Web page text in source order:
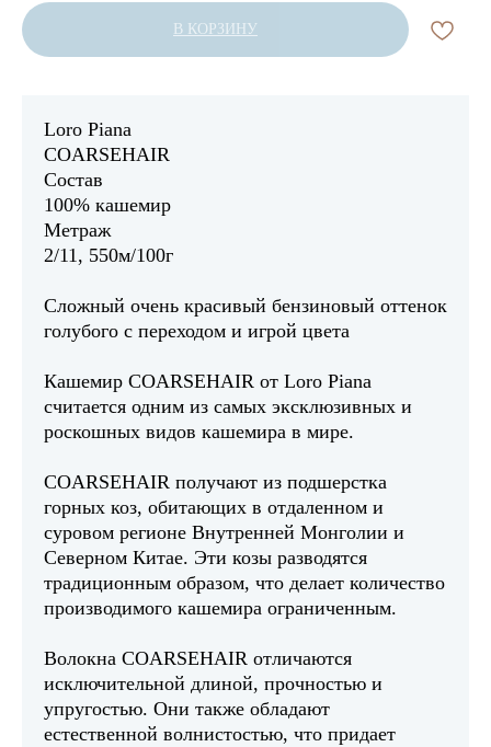
В КОРЗИНУ
Loro Piana
COARSEHAIR
Состав
100% кашемир
Метраж
2/11, 550м/100г
Сложный очень красивый бензиновый оттенок
голубого с переходом и игрой цвета
Кашемир COARSEHAIR от Loro Piana
считается одним из самых эксклюзивных и
роскошных видов кашемира в мире.
COARSEHAIR получают из подшерстка
горных коз, обитающих в отдаленном и
суровом регионе Внутренней Монголии и
Северном Китае. Эти козы разводятся
традиционным образом, что делает количество
производимого кашемира ограниченным.
Волокна COARSEHAIR отличаются
исключительной длиной, прочностью и
упругостью. Они также обладают
естественной волнистостью, что придает